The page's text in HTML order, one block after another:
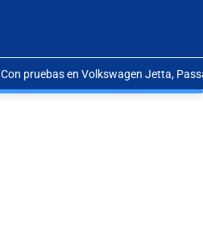
Con pruebas en Volkswagen Jetta,